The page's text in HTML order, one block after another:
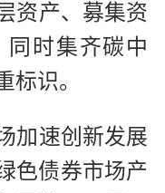
资产、募集资
同时集齐碳中
标识。
加速创新发展
色债券市场产